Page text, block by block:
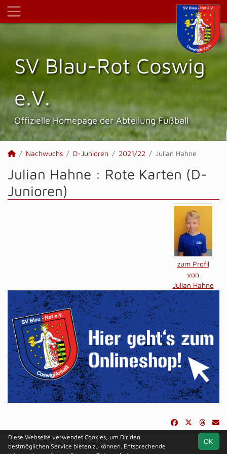
SV Blau-Rot Coswig
e.V.
Offizielle Homepage der Abteilung Fußball
Nachwuchs D-Junioren 2021/22 Julian Hahne
Julian Hahne : Rote Karten (D-
Junioren)
zum Profil
von
Julian Hahne
soccero.de OK
Diese Webseite verwendet Cookies, um Dir den
bestmöglichen Service bieten zu können. Entsprechende